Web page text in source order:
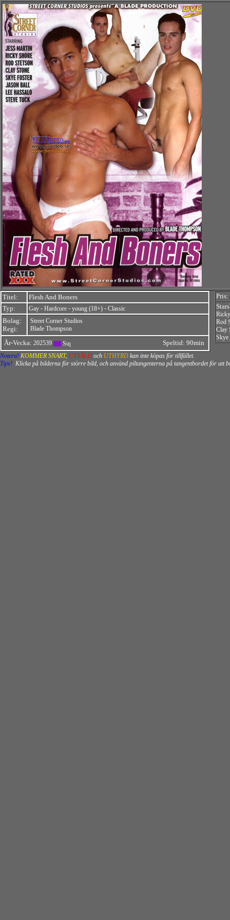
Titel:
Flesh And Boners
Typ:
Gay - Hardcore - young (18+) - Classic
Bolag:
Regi:
Street Corner Studios
Blade Thompson
År-Vecka: 202539 Speltid: 90min
Rod
Clay
Skye
Notera! KOMMER SNART, UTSÅLD och UTHYRD kan inte köpas för tillfället.
Tips! Klicka på bilderna för större bild, och använd piltangenterna på tangentbordet för att